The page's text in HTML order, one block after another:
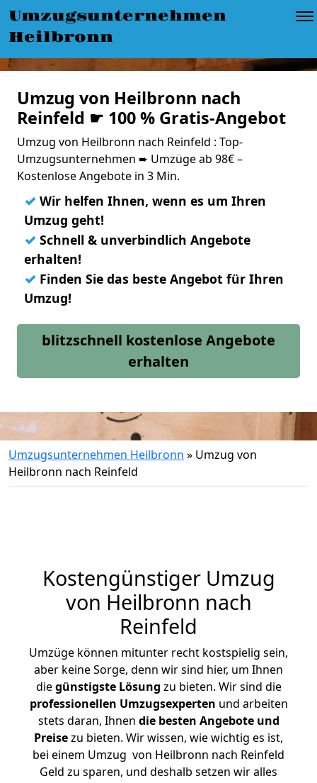
Umzugsunternehmen
Heilbronn
Umzug von Heilbronn nach
Reinfeld ☛ 100 % Gratis-Angebot
Umzug von Heilbronn nach Reinfeld : Top-
Umzugsunternehmen ➨ Umzüge ab 98€ –
Kostenlose Angebote in 3 Min.
✓ Wir helfen Ihnen, wenn es um Ihren
Umzug geht!
✓ Schnell & unverbindlich Angebote
erhalten!
✓ Finden Sie das beste Angebot für Ihren
Umzug!
blitzschnell kostenlose Angebote
erhalten
Umzugsunternehmen Heilbronn » Umzug von
Heilbronn nach Reinfeld
Kostengünstiger Umzug
von Heilbronn nach
Reinfeld
Umzüge können mitunter recht kostspielig sein,
aber keine Sorge, denn wir sind hier, um Ihnen
diegünstigste Lösung zu bieten. Wir sind die
professionellen Umzugsexperten und arbeiten
stets daran, Ihnen die besten Angebote und
Preisezu bieten. Wir wissen, wie wichtig es ist,
bei einem Umzug von Heilbronn nach Reinfeld
Geld zu sparen, und deshalb setzen wir alles